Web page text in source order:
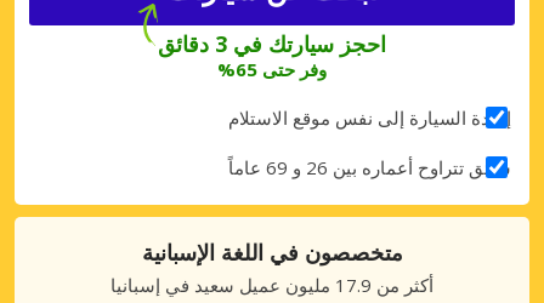
احجز سيارتك في 3 دقائق
وفر حتى 65%
إعادة السيارة إلى نفس موقع الاستلام
سائق تتراوح أعماره بين 26 و 69 عاماً
متخصصون في اللغة الإسبانية
أكثر من 17.9 مليون عميل سعيد في إسبانيا